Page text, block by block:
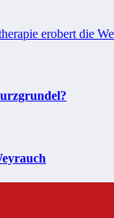
erobert die